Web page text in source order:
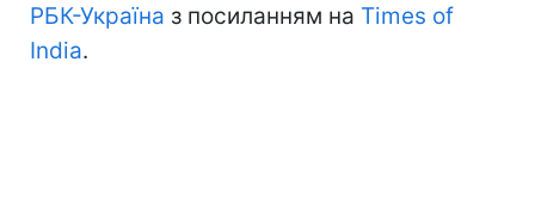
РБК-Україна з посиланням на Times of
India.